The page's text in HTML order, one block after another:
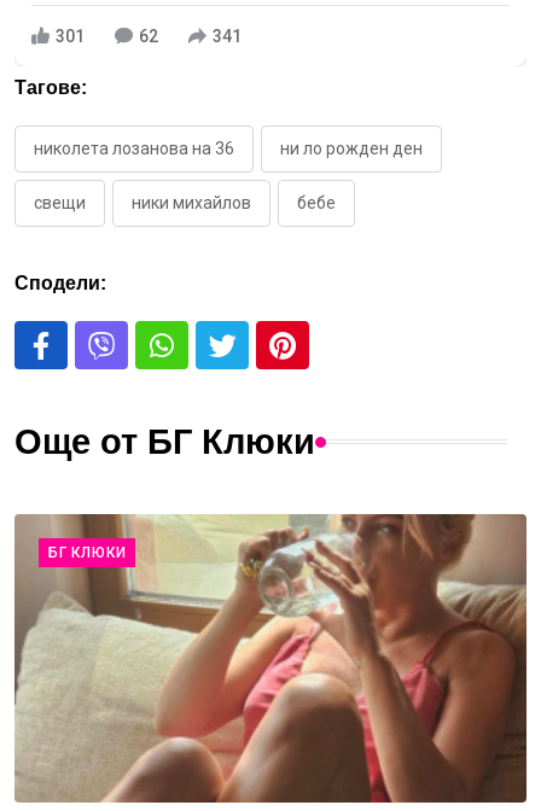
301 62 341
Тагове:
николета лозанова на 36 ни ло рожден ден
свещи ники михайлов бебе
Сподели:
Още от БГ Клюки
БГ КЛЮКИ